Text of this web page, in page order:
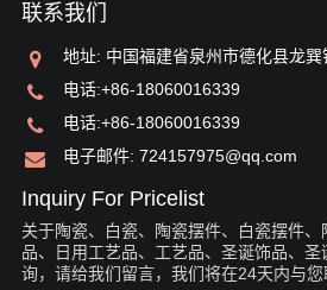
联系我们
地址: 中国福建省泉州市德化县龙
电话:+86-18060016339
电话:+86-18060016339
电子邮件: 724157975@qq.com
Inquiry For Pricelist
关于陶瓷、白瓷、陶瓷摆件、白瓷摆件
品、日用工艺品、工艺品、圣诞饰品、
询，请给我们留言，我们将在24天内与您